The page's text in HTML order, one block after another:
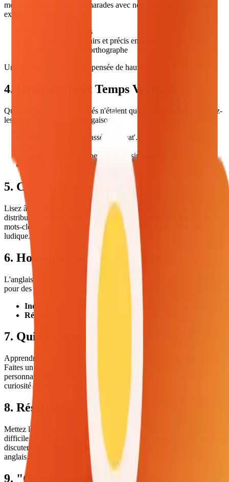
mots croisés pour leurs camarades avec notre outil en ligne. Cela
exige :
Sélectionner les mots
Écrire des indices clairs et précis en anglais
Vérifier les fautes d'orthographe
Une activité fantastique de pensée de haut niveau.
4. Grammaire et Temps Verbaux
Qui a dit que les mots croisés n'étaient que pour les noms ? Utilisez-
les pour pratiquer les conjugaisons.
: "Participe passé de 'to eat'."
: "Troisième personne du singulier de 'to go'."
5. Compréhension Orale
Lisez à voix haute une courte histoire ou un article d'actualité. Puis,
distribuez des mots croisés dont les réponses sont des détails clés ou
mots-clés du passage entendu. Cela teste l'écoute active de façon
ludique.
6. Homophones et Synonymes
L'anglais regorge de mots confusants. Créez un puzzle spécialement
pour des paires comme
there/their/they're
ou des synonymes.
Indice
Réponse
7. Quiz Culturel
Apprendre l'anglais, ce n'est pas que la langue ; c'est aussi la culture.
Faites un puzzle sur les fêtes, les monuments célèbres ou les
personnages historiques des pays anglophones. Cela éveille la
curiosité et la discussion.
8. Résolution Collaborative
Mettez les élèves en binômes pour résoudre ensemble un puzzle plus
difficile. Cela encourage la
communication entre pairs
discuter des indices, débattre des réponses et négocier – tout en
anglais !
9. "Gamification" des Devoirs